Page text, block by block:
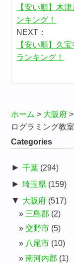
【安い順】木
ンキング！
NEXT：
【安い順】久
ランキング！
ホーム > 大阪府 >
ログラミング教
Categories
► 千葉 (294)
► 埼玉県 (159)
▼ 大阪府 (517)
三島郡 (2)
交野市 (5)
八尾市 (10)
南河内郡 (1)